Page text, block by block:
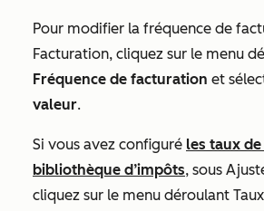
Pour modifier la fréquence de
Facturation, cliquez sur le menu
Fréquence de facturation et
valeur.
Si vous avez configuré les taux
bibliothèque d’impôts, sous
cliquez sur le menu déroulant